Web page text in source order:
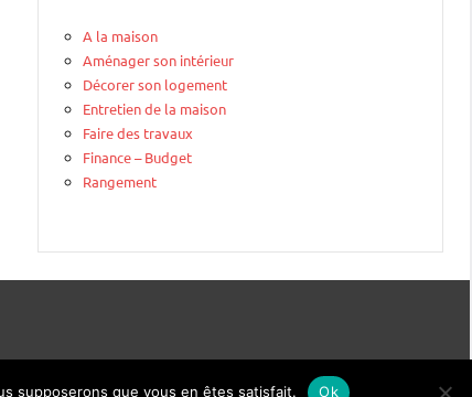
A la maison
Aménager son intérieur
Décorer son logement
Entretien de la maison
Faire des travaux
Finance – Budget
Rangement
supposerons que vous en êtes satisfait. Ok